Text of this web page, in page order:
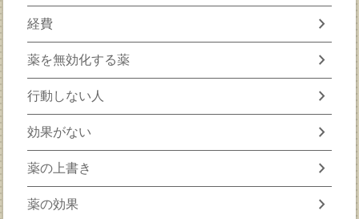
経費 chevron_right
薬を無効化する薬 chevron_right
行動しない人 chevron_right
効果がない chevron_right
薬の上書き chevron_right
薬の効果 chevron_right